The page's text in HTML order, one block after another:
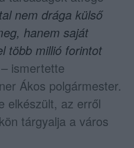
nem drága külső
hanem saját
több millió forintot
ismertette
Ákos polgármester.
elkészült, az erről
tárgyalja a város